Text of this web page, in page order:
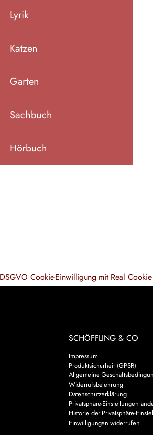
Lyrik
Katzen
Garten
Sachbuch
Hörbuch
SCHÖFFLING & CO
Impressum
Produktsicherheit (GPSR)
Allgemeine
Widerrufsbelehrung
Datenschutzerklärung
Privatsphäre-Einstellungen
Historie der Privatsphäre-
Einwilligungen widerrufen
DSGVO Cookie-Einwilligung mit Real Cookie